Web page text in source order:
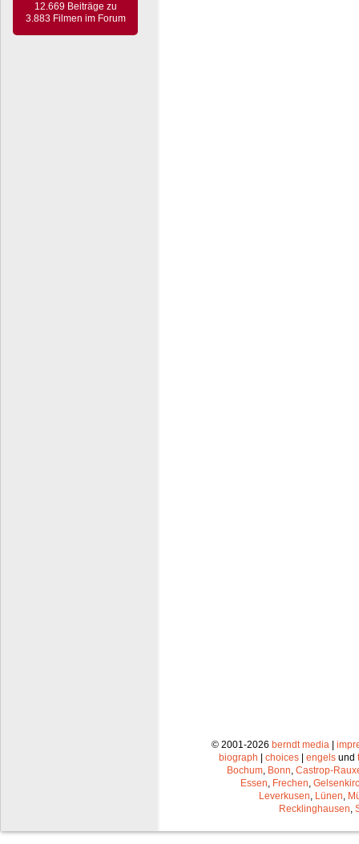
12.669 Beiträge zu
3.883 Filmen im Forum
© 2001-2026 berndt media |
biograph | choices | engels und
Bochum Bonn Castrop-
Essen Frechen
Leverkusen Lünen
Recklinghausen